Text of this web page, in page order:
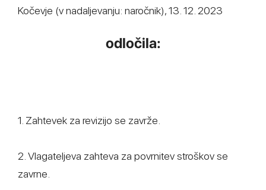
Kočevje (v nadaljevanju: naročnik), 13. 12. 2023
odločila:
1. Zahtevek za revizijo se zavrže.
2. Vlagateljeva zahteva za povrnitev stroškov se
zavrne.